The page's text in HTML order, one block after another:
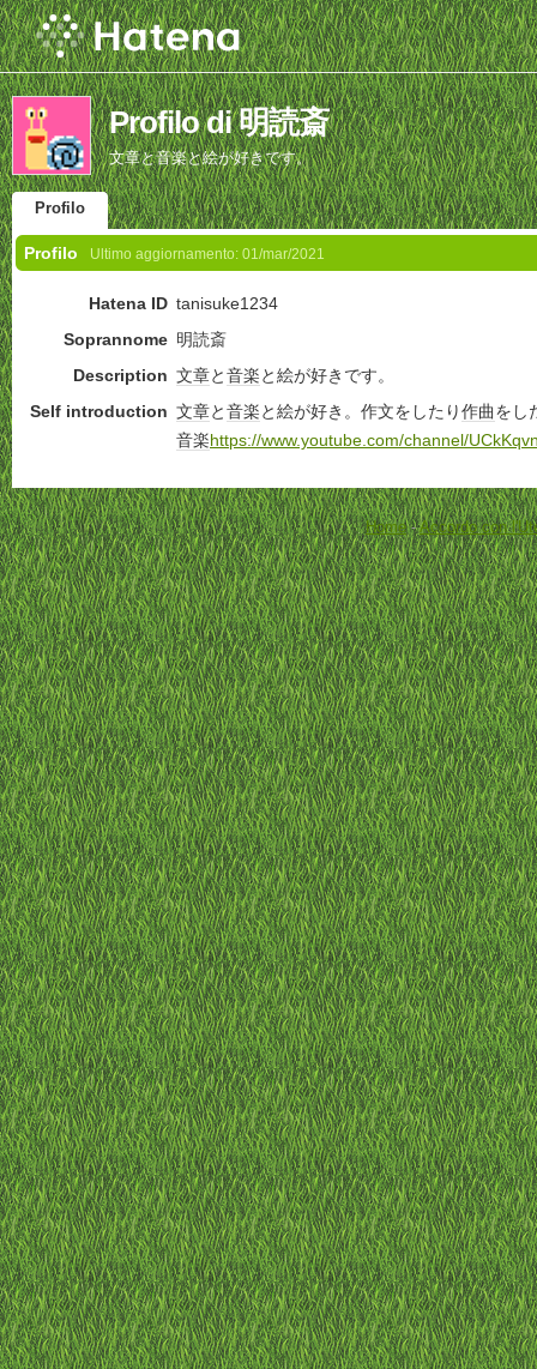
Profilo di 明読斎
文章と音楽と絵が好きです。
Profilo
Profilo Ultimo aggiornamento: 01/mar/2021
Hatena ID tanisuke1234
Soprannome 明読斎
Description 文章と音楽と絵が好きです。
Self introduction 文章と音楽と絵が好き。作文をしたり作曲をし
音楽https://www.youtube.com/channel/
Home-Accordo con